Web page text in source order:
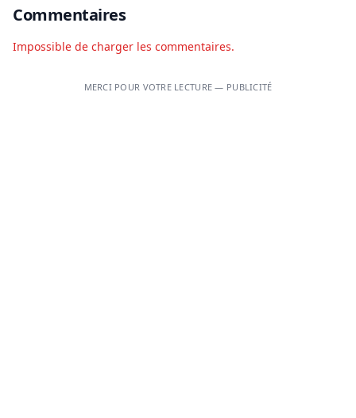
Commentaires
Impossible de charger les commentaires.
MERCI POUR VOTRE LECTURE — PUBLICITÉ